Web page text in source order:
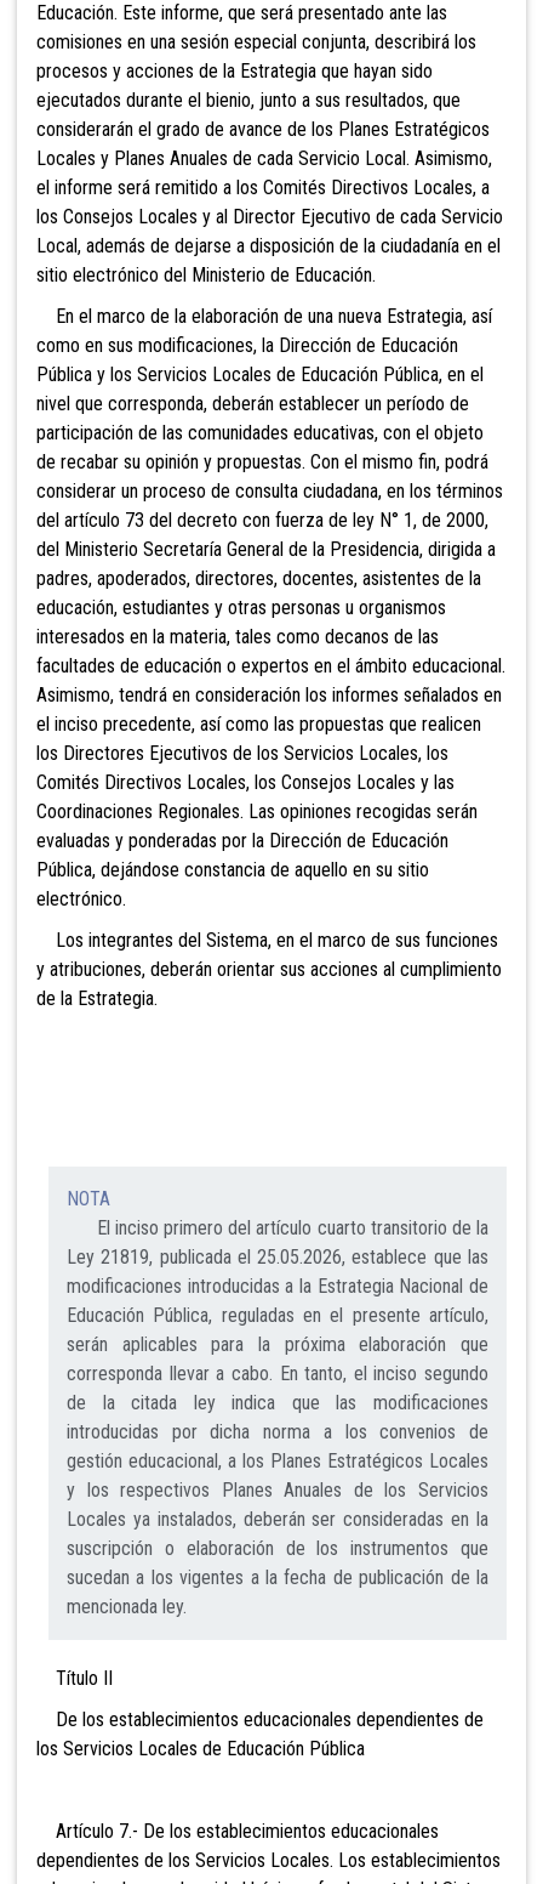
Educación. Este informe, que será presentado ante las
comisiones en una sesión especial conjunta, describirá los
procesos y acciones de la Estrategia que hayan sido
ejecutados durante el bienio, junto a sus resultados, que
considerarán el grado de avance de los Planes Estratégicos
Locales y Planes Anuales de cada Servicio Local. Asimismo,
el informe será remitido a los Comités Directivos Locales, a
los Consejos Locales y al Director Ejecutivo de cada Servicio
Local, además de dejarse a disposición de la ciudadanía en el
sitio electrónico del Ministerio de Educación.
En el marco de la elaboración de una nueva Estrategia, así
como en sus modificaciones, la Dirección de Educación
Pública y los Servicios Locales de Educación Pública, en el
nivel que corresponda, deberán establecer un período de
participación de las comunidades educativas, con el objeto
de recabar su opinión y propuestas. Con el mismo fin, podrá
considerar un proceso de consulta ciudadana, en los términos
del artículo 73 del decreto con fuerza de ley N° 1, de 2000,
del Ministerio Secretaría General de la Presidencia, dirigida a
padres, apoderados, directores, docentes, asistentes de la
educación, estudiantes y otras personas u organismos
interesados en la materia, tales como decanos de las
facultades de educación o expertos en el ámbito educacional.
Asimismo, tendrá en consideración los informes señalados en
el inciso precedente, así como las propuestas que realicen
los Directores Ejecutivos de los Servicios Locales, los
Comités Directivos Locales, los Consejos Locales y las
Coordinaciones Regionales. Las opiniones recogidas serán
evaluadas y ponderadas por la Dirección de Educación
Pública, dejándose constancia de aquello en su sitio
electrónico.
Los integrantes del Sistema, en el marco de sus funciones
y atribuciones, deberán orientar sus acciones al cumplimiento
de la Estrategia.
NOTA
El inciso primero del artículo cuarto transitorio de la
Ley 21819, publicada el 25.05.2026, establece que las
modificaciones introducidas a la Estrategia Nacional de
Educación Pública, reguladas en el presente artículo,
serán aplicables para la próxima elaboración que
corresponda llevar a cabo. En tanto, el inciso segundo
de la citada ley indica que las modificaciones
introducidas por dicha norma a los convenios de
gestión educacional, a los Planes Estratégicos Locales
y los respectivos Planes Anuales de los Servicios
Locales ya instalados, deberán ser consideradas en la
suscripción o elaboración de los instrumentos que
sucedan a los vigentes a la fecha de publicación de la
mencionada ley.
Título II
De los establecimientos educacionales dependientes de
los Servicios Locales de Educación Pública
Artículo 7.- De los establecimientos educacionales
dependientes de los Servicios Locales. Los establecimientos